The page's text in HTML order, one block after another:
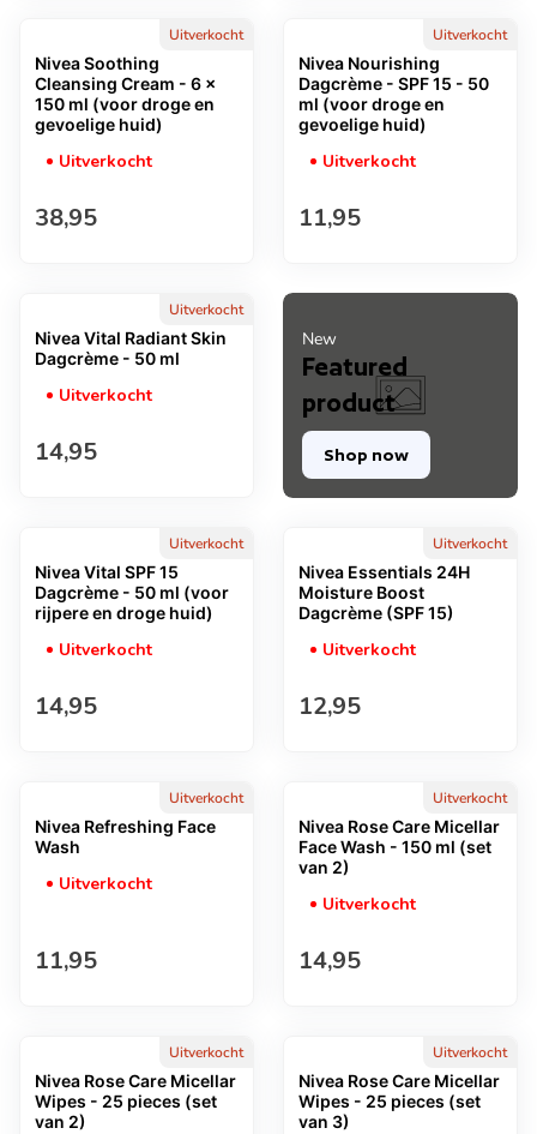
New
Featured
product
Shop now
Uitverkocht
Nivea Soothing
Cleansing Cream - 6 x
150 ml (voor droge en
gevoelige huid)
Uitverkocht
Normale prijs
38,95
Uitverkocht
Nivea Nourishing
Dagcrème - SPF 15 - 50
ml (voor droge en
gevoelige huid)
Uitverkocht
Normale prijs
11,95
Uitverkocht
Nivea Vital Radiant Skin
Dagcrème - 50 ml
Uitverkocht
Normale prijs
14,95
Uitverkocht
Nivea Vital SPF 15
Dagcrème - 50 ml (voor
rijpere en droge huid)
Uitverkocht
Normale prijs
14,95
Uitverkocht
Nivea Essentials 24H
Moisture Boost
Dagcrème (SPF 15)
Uitverkocht
Normale prijs
12,95
Uitverkocht
Nivea Refreshing Face
Wash
Uitverkocht
Normale prijs
11,95
Uitverkocht
Nivea Rose Care Micellar
Face Wash - 150 ml (set
van 2)
Uitverkocht
Normale prijs
14,95
Uitverkocht
Nivea Rose Care Micellar
Wipes - 25 pieces (set
van 2)
Uitverkocht
Nivea Rose Care Micellar
Wipes - 25 pieces (set
van 3)